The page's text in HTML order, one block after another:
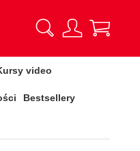
video
Bestsellery